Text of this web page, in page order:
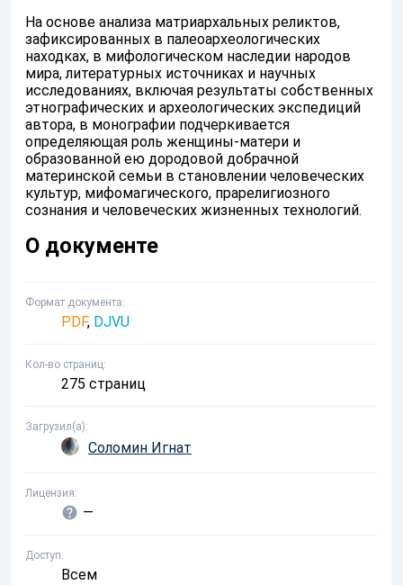
На основе анализа матриархальных реликтов,
зафиксированных в палеоархеологических
находках, в мифологическом наследии народов
мира, литературных источниках и научных
исследованиях, включая результаты собственных
этнографических и археологических экспедиций
автора, в монографии подчеркивается
определяющая роль женщины-матери и
образованной ею дородовой добрачной
материнской семьи в становлении человеческих
культур, мифомагического, прарелигиозного
сознания и человеческих жизненных технологий.
О документе
Формат документа
PDF, DJVU
Кол-во страниц
275 страниц
Загрузил(а)
Соломин Игнат
Лицензия
—
Доступ
Всем